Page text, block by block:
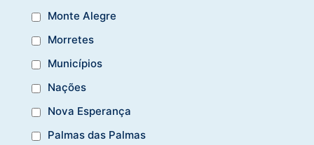
Monte Alegre
Morretes
Municípios
Nações
Nova Esperança
Palmas das Palmas